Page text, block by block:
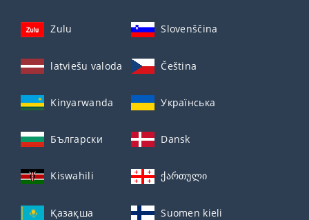
Zulu Slovenščina
latviešu valoda Čeština
Kinyarwanda Українська
Български Dansk
Kiswahili ქართული
Қазақша Suomen kieli